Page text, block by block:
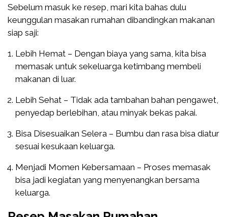
Sebelum masuk ke resep, mari kita bahas dulu
keunggulan masakan rumahan dibandingkan makanan
siap saji:
Lebih Hemat – Dengan biaya yang sama, kita bisa
memasak untuk sekeluarga ketimbang membeli
makanan di luar.
Lebih Sehat – Tidak ada tambahan bahan pengawet,
penyedap berlebihan, atau minyak bekas pakai.
Bisa Disesuaikan Selera – Bumbu dan rasa bisa diatur
sesuai kesukaan keluarga.
Menjadi Momen Kebersamaan – Proses memasak
bisa jadi kegiatan yang menyenangkan bersama
keluarga.